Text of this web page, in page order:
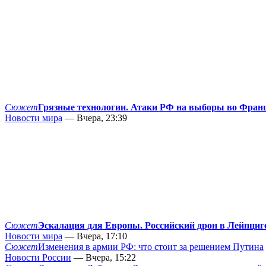
СюжетГрязные технологии. Атаки РФ на выборы во
Новости мира — Вчера, 23:39
СюжетЭскалация для Европы. Российский дрон в
Новости мира — Вчера, 17:10
СюжетИзменения в армии РФ: что стоит за решением Путина
Новости России — Вчера, 15:22